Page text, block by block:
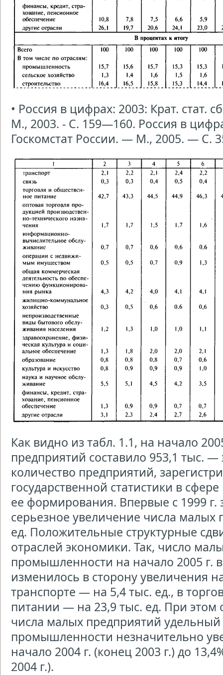
• Россия в цифрах: 2003: Крат. стат.
М., 2003. - С. 159—160. Россия в
Госкомстат России. — М., 2005. — С.
Как видно из табл. 1.1, на начало
предприятий составило 953,1 тыс.
количество предприятий,
государственной статистики в
ее формирования. Впервые с 1999 г.
серьезное увеличение числа малых
ед. Положительные структурные
отраслей экономики. Так, число
промышленности на начало 2005 г.
изменилось в сторону увеличения
транспорте — на 5,4 тыс. ед., в
питании — на 23,9 тыс. ед. При этом
числа малых предприятий удельный
промышленности незначительно
начало 2004 г. (конец 2003 г.) до
2004 г.).